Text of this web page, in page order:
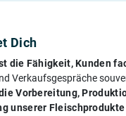
Dich
die Fähigkeit, Kunden
Verkaufsgespräche
Vorbereitung,
unserer Fleischprodukte